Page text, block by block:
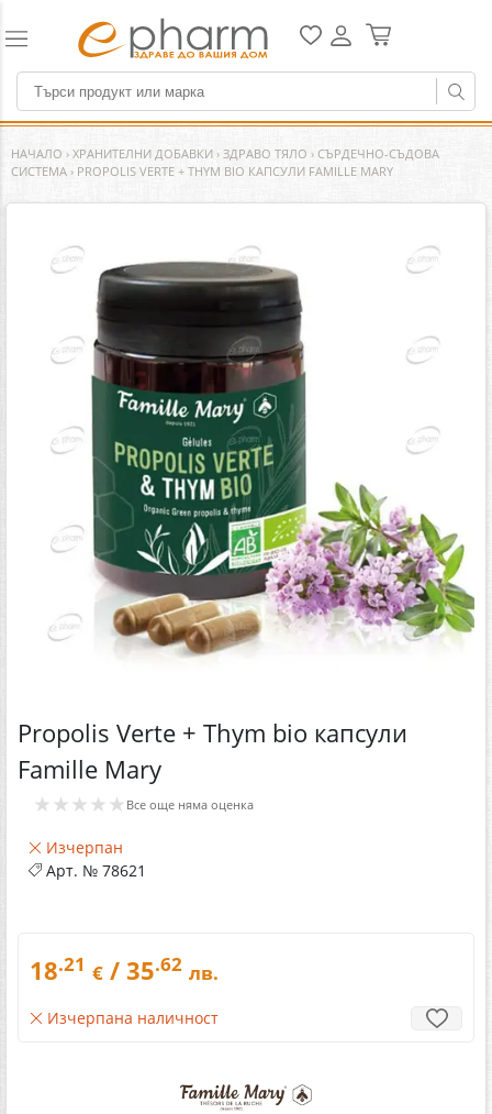
НАЧАЛО › ХРАНИТЕЛНИ ДОБАВКИ › ЗДРАВО ТЯЛО › СЪРДЕЧНО-СЪДОВА
СИСТЕМА › PROPOLIS VERTE + THYM BIO КАПСУЛИ FAMILLE MARY
Propolis Verte + Thym bio капсули
Famille Mary
★★★★★ Все още няма оценка
Изчерпан
Арт. № 78621
18.21 € / 35.62 лв.
Изчерпана наличност